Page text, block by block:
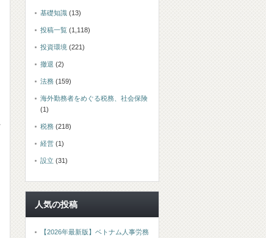
基礎知識 (13)
投稿一覧 (1,118)
投資環境 (221)
撤退 (2)
法務 (159)
海外勤務者をめぐる税務、社会保険
(1)
税務 (218)
経営 (1)
設立 (31)
人気の投稿
【2026年最新版】ベトナム人事労務